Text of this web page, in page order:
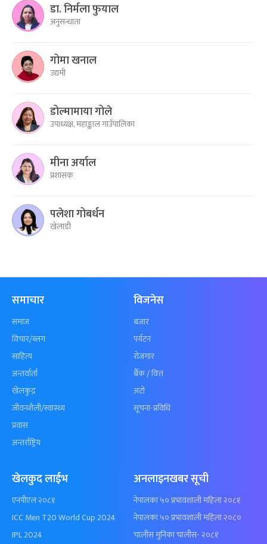
डा. निर्मला फुयाल
अनुसन्धाता
गोमा खनाल
उद्यमी
डोल्मामाया गोले
उपाध्यक्ष, महाङ्काल गाउँपालिका
मीना अर्याल
प्रशासक
पलेशा गोबर्धन
खेलाडी
समाचार
समाज
विचार/ब्लग
साहित्य
अन्तर्वार्ता
खेलकुद़़
जीवनशैली/स्वास्थ्य
प्रवास
अन्तर्राष्ट्रिय
विजनेस
बजार
पर्यटन
रोजगार
बैँक / वित्त
अटो
सूचना-प्रविधि
खेलकुद लाईभ
एनपीएल २०८१
ICC Men T20 World Cup 2024
IPL 2024
अनलाइनखबर सूची
नेपालका ५० प्रभावशाली महिला २०८१
नेपालका ५० प्रभावशाली महिला २०८०
चालीस मुनिका चालीस- २०८१